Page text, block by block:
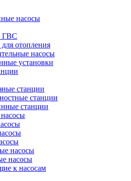
насосы
ГВС
отопления
насосы
установки
станции
станции
станции
насосы
насосы
к насосам